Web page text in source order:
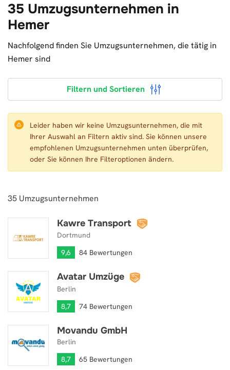
35 Umzugsunternehmen in
Hemer
Nachfolgend finden Sie Umzugsunternehmen, die tätig in
Hemer sind
Filtern und Sortieren
Leider haben wir keine Umzugsunternehmen, die mit
Ihrer Auswahl an Filtern aktiv sind. Sie können unsere
empfohlenen Umzugsunternehmen unten überprüfen,
oder Sie können Ihre Filteroptionen ändern.
35 Umzugsunternehmen
Kawre Transport
Dortmund
9,6
84 Bewertungen
Kawre Transport
Avatar Umzüge
Berlin
8,7
74 Bewertungen
Avatar Umzüge
Movandu GmbH
Berlin
8,7
65 Bewertungen
Movandu GmbH